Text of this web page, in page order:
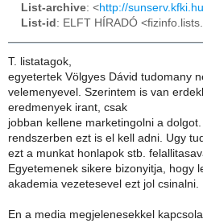
List-archive: <http://
List-id : ELFT HÍRADÓ
T. listatagok,
egyetertek Völgyes Dávid tudomany
velemenyevel. Szerintem is van
eredmenyek irant, csak
jobban kellene marketingolni a
rendszerben ezt is el kell adni. Ugy
ezt a munkat honlapok stb.
Egyetemenek sikere bizonyitja, hogy
akademia vezetesevel ezt jol csinalni.
En a media megjelenesekkel